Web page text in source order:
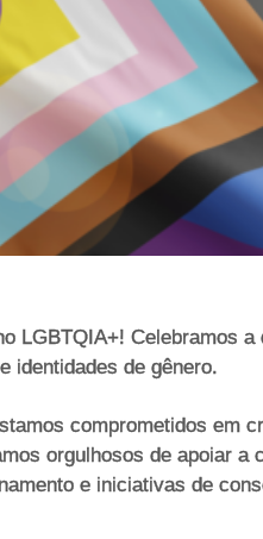
LGBTQIA+! Celebramos
identidades de gênero.
comprometidos em
orgulhosos de apoiar
e iniciativas de